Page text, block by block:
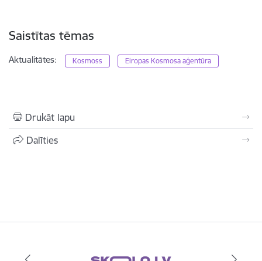
Saistītas tēmas
Aktualitātes: Kosmoss Eiropas Kosmosa aģentūra
Drukāt lapu
Dalīties